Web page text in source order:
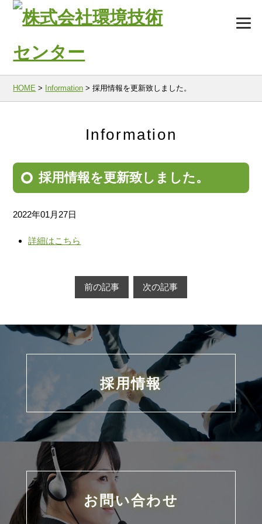
HOME > Information >採用情報を更新致しました。
Information
採用情報を更新致しました。
2022年01月27日
詳細はこちら
前の記事 次の記事
採用情報
お問い合わせ